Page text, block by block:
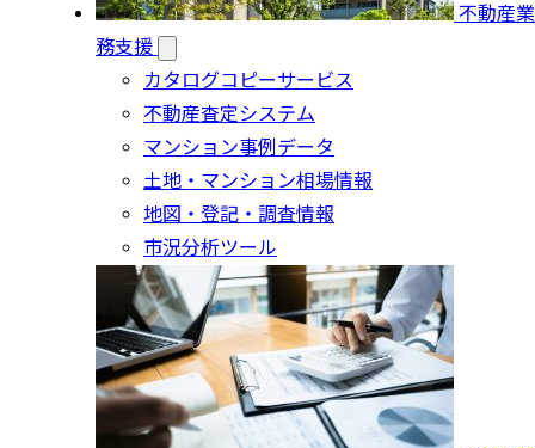
不動産業
務支援
カタログコピーサービス
不動産査定システム
マンション事例データ
土地・マンション相場情報
地図・登記・調査情報
市況分析ツール